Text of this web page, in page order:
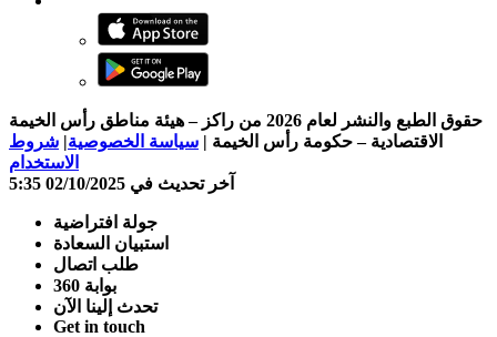
حقوق الطبع والنشر لعام 2026 من راكز – هيئة مناطق رأس الخيمة
الاقتصادية – حكومة رأس الخيمة | سياسة الخصوصية| شروط
الاستخدام
آخر تحديث في 02/10/2025 5:35
جولة افتراضية
استبيان السعادة
طلب اتصال
بوابة 360
تحدث إلينا الآن
Get in touch